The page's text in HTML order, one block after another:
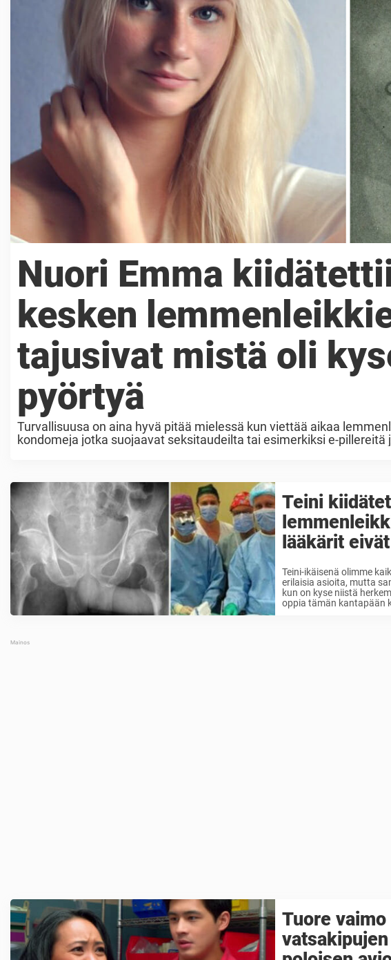
Nuori Emma
kesken
tajusivat mistä oli
pyörtyä
Turvallisuusa on aina hyvä pitää mielessä kun viettää aikaa
kondomeja jotka suojaavat seksitaudeilta tai esimerkiksi e-
Teini
lääkärit
Teini-ikäisenä olimme
erilaisia asioita, mutta
kun on kyse niistä
oppia tämän kantapään
Tuore